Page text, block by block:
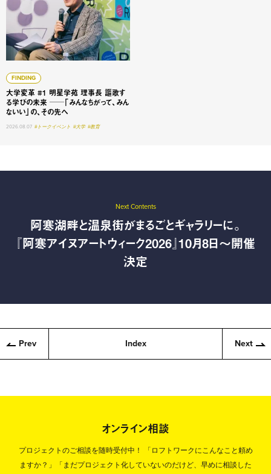
FINDING
大学変革 #1 明星学苑 理事長 謳歌す
る学びの未来 ──「みんなちがって、みん
ないい」の、その先へ
2026.08.07 #トークイベント #大学 #教育
Next Contents
阿寒湖畔と温泉街がまるごとギャラリーに。
『阿寒アイヌアートウィーク2026』10月8日〜開催
決定
Prev Index Next
オンライン相談
プロジェクトのご相談を随時受付中！
「ロフトワークにこんなこと頼め
ますか？」「まだプロジェクト化していないのだけど、早めに相談した